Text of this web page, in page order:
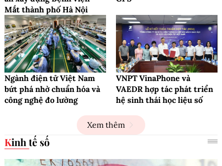
Mắt thành phố Hà Nội
Ngành điện tử Việt Nam
bứt phá nhờ chuẩn hóa và
công nghệ đo lường
VNPT VinaPhone và
VAEDR hợp tác phát triển
hệ sinh thái học liệu số
Xem thêm
Kinh tế số